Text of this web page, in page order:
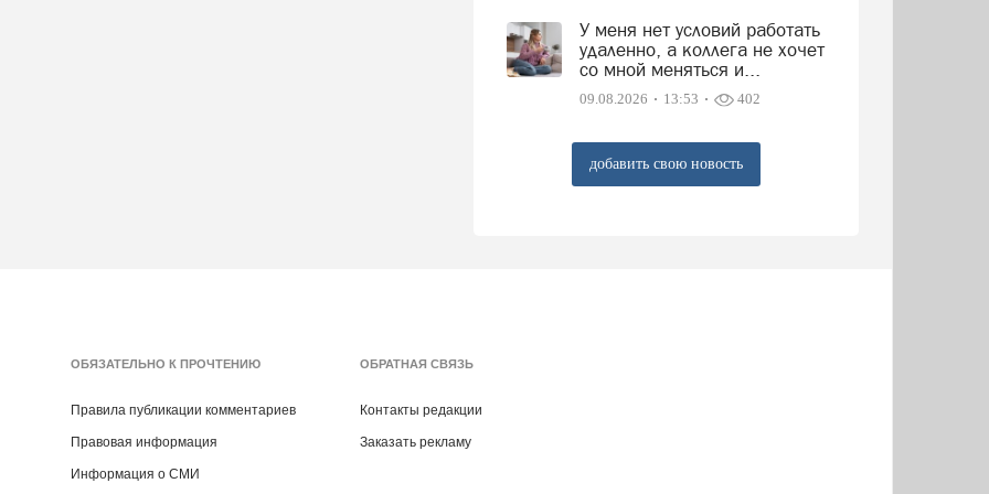
У меня нет условий работать
удаленно, а коллега не хочет
со мной меняться и...
09.08.2026 13:53 402
добавить свою новость
ОБЯЗАТЕЛЬНО К ПРОЧТЕНИЮ
Правила публикации комментариев
Правовая информация
Информация о СМИ
ОБРАТНАЯ СВЯЗЬ
Контакты редакции
Заказать рекламу